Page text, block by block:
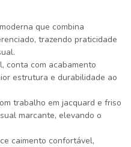
que combina
trazendo praticidade
conta com acabamento
estrutura e durabilidade ao
trabalho em jacquard e friso
marcante, elevando o
caimento confortável,